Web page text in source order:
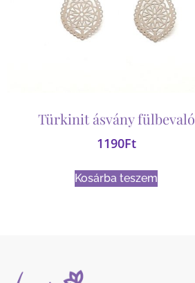
Türkinit ásvány fülbevaló
1190Ft
Kosárba teszem